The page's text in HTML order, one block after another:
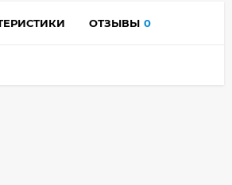
ОТЗЫВЫ 0